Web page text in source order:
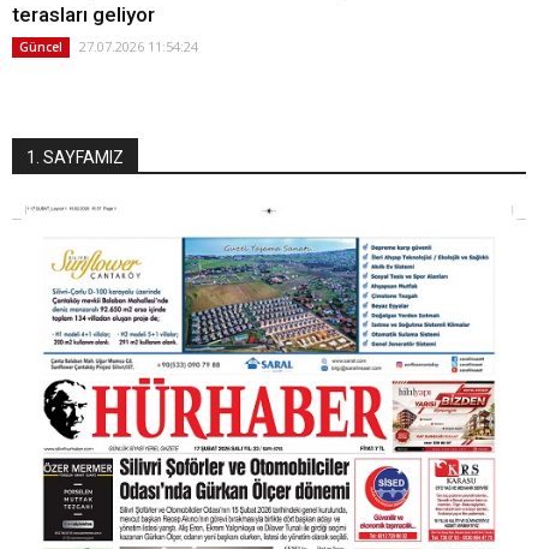
terasları geliyor
Güncel 27.07.2026 11:54:24
1. SAYFAMIZ